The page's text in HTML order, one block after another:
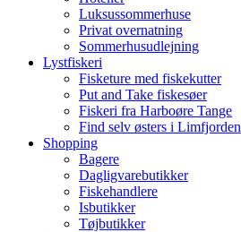
Luksussommerhuse
Privat overnatning
Sommerhusudlejning
Lystfiskeri
Fisketure med fiskekutter
Put and Take fiskesøer
Fiskeri fra Harboøre Tange
Find selv østers i Limfjorden
Shopping
Bagere
Dagligvarebutikker
Fiskehandlere
Isbutikker
Tøjbutikker